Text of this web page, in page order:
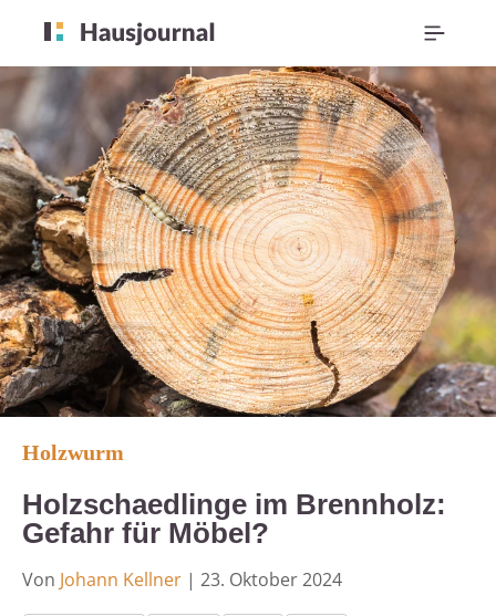
Holzwurm
Holzschaedlinge im Brennholz:
Gefahr für Möbel?
Von Johann Kellner | 23. Oktober 2024